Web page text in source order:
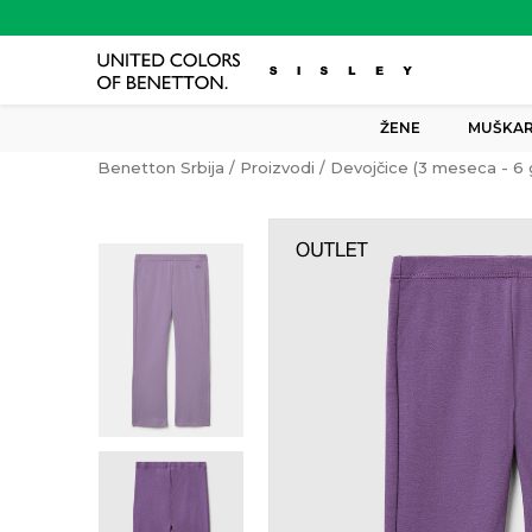
ŽENE
Benetton Srbija Proizvodi Devojčice (3 meseca - 6